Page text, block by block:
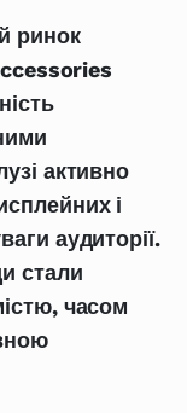
ринок
активно
і
аудиторії.
стали
часом